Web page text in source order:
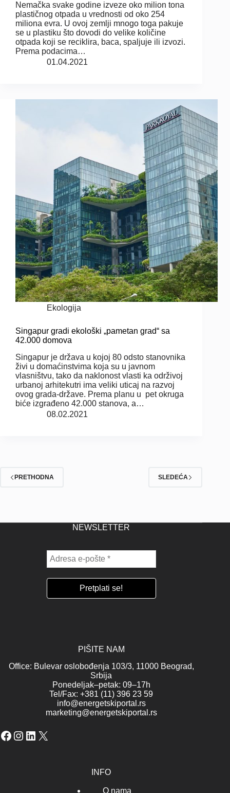
Nemačka svake godine izveze oko milion tona
plastičnog otpada u vrednosti od oko 254
miliona evra. U ovoj zemlji mnogo toga pakuje
se u plastiku što dovodi do velike količine
otpada koji se reciklira, baca, spaljuje ili izvozi.
Prema podacima…
01.04.2021
Ekologija
Singapur gradi ekološki „pametan grad“ sa
42.000 domova
Singapur je država u kojoj 80 odsto stanovnika
živi u domaćinstvima koja su u javnom
vlasništvu, tako da naklonost vlasti ka održivoj
urbanoj arhitekutri ima veliki uticaj na razvoj
ovog grada-države. Prema planu u pet okruga
biće izgrađeno 42.000 stanova, a…
08.02.2021
PRETHODNA SLEDEĆA
NEWSLETTER
PIŠITE NAM
Office: Bulevar oslobođenja 103/3, 11000 Beograd,
Srbija
Ponedeljak–petak: 09–17h
Tel/Fax: +381 (11) 396 23 59
info@energetskiportal.rs
marketing@energetskiportal.rs
Facebook
Instagram
LinkedIn
X
INFO
O nama